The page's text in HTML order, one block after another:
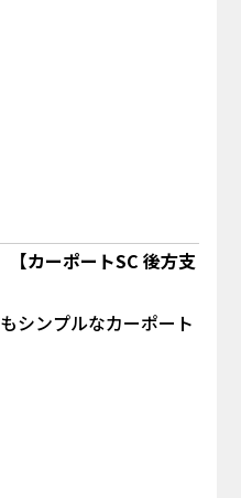
【カーポートSC 後方支
シンプルなカーポート